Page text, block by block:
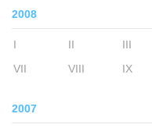
2008
I II III
VII
VIII IX
2007